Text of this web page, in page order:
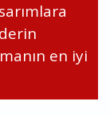
en iyi